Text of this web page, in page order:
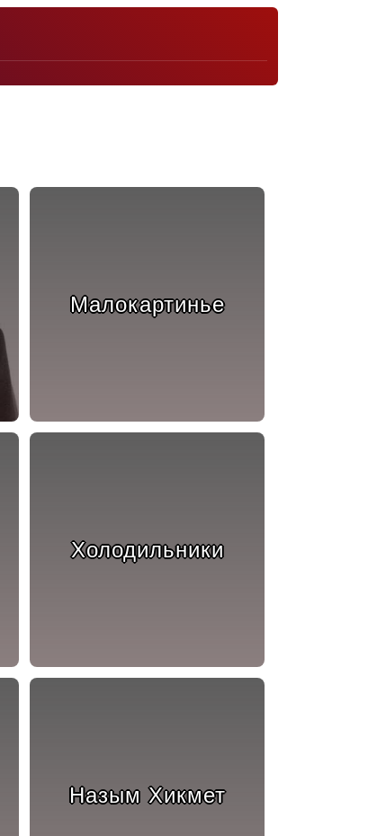
Малокартинье
Холодильники
Назым Хикмет